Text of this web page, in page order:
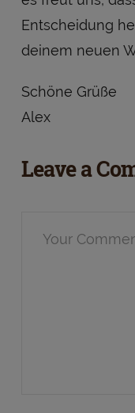
Entscheidung
deinem neuen
Schöne Grüße
Alex
Leave a